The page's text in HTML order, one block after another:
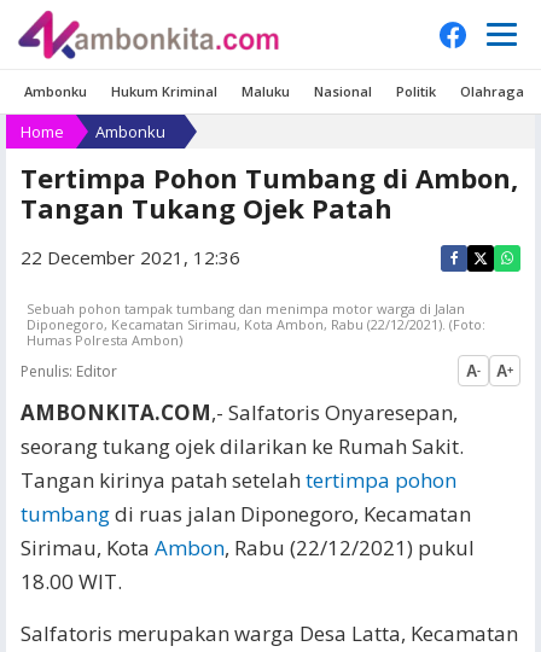
Ambonku Hukum Kriminal Maluku Nasional Politik Olahraga
Home Ambonku
Tertimpa Pohon Tumbang di Ambon,
Tangan Tukang Ojek Patah
22 December 2021, 12:36
Sebuah pohon tampak tumbang dan menimpa motor warga di Jalan
Diponegoro, Kecamatan Sirimau, Kota Ambon, Rabu (22/12/2021). (Foto:
Humas Polresta Ambon)
Penulis: Editor A- A+
AMBONKITA.COM,- Salfatoris Onyaresepan,
seorang tukang ojek dilarikan ke Rumah Sakit.
Tangan kirinya patah setelah tertimpa pohon
tumbangdi ruas jalan Diponegoro, Kecamatan
Sirimau, Kota Ambon, Rabu (22/12/2021) pukul
18.00 WIT.
Salfatoris merupakan warga Desa Latta, Kecamatan